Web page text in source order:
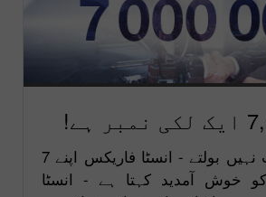
ہے!
شماریات جھوٹ نہیں بولتے - انسٹا فاریکس اپنے 7
خوش آمدید کہتا ہے - انسٹا